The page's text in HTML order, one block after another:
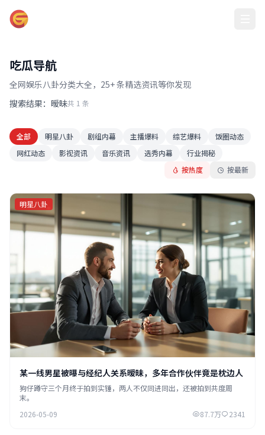
吃瓜导航
全网娱乐八卦分类大全，25+ 条精选资讯等你发现
搜索结果：暧昧共 1 条
全部 明星八卦 剧组内幕 主播爆料 综艺爆料
饭圈动态
网红动态
影视资讯 音乐资讯 选秀内幕
行业揭秘
按热度
按最新
明星八卦
某一线男星被曝与经纪人关系暧昧，多年合作伙伴竟是枕边人
狗仔蹲守三个月终于拍到实锤，两人不仅同进同出，还被拍到共度周
末。
2026-05-09
87.7万 2341